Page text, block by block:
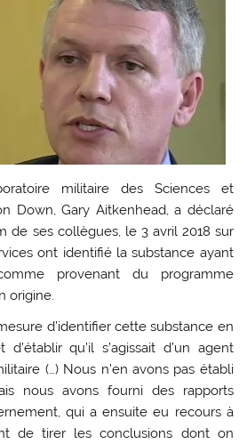
militaire des Sciences et
Down, Gary Aitkenhead, a déclaré
de ses collègues, le 3 avril 2018 sur
ont identifié la substance ayant
provenant du programme
origine.
d’identifier cette substance en
qu’il s’agissait d’un agent
(…) Nous n’en avons pas établi
nous avons fourni des rapports
qui a ensuite eu recours à
de tirer les conclusions dont on